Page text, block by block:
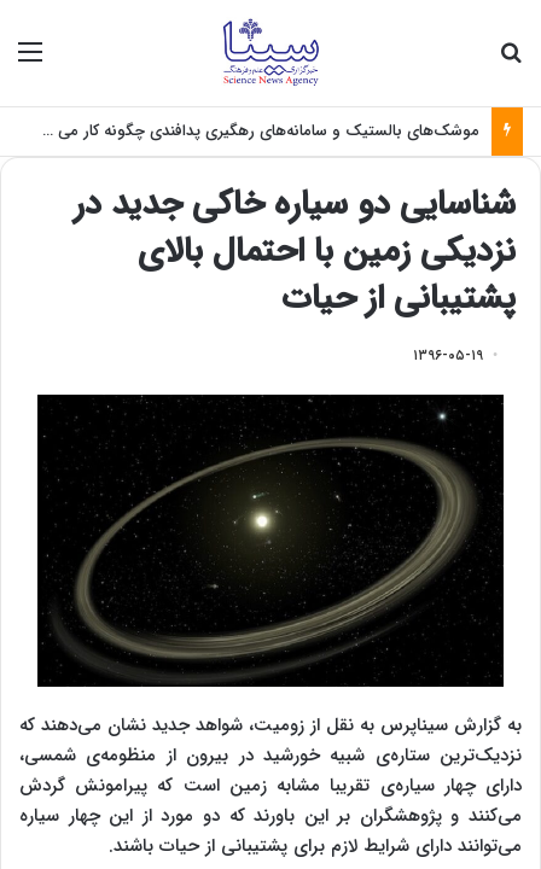
موشک‌های بالستیک و سامانه‌های رهگیری پدافندی چگونه کار می کنند؟
شناسایی دو سیاره خاکی جدید در
نزدیکی زمین با احتمال بالای
پشتیبانی از حیات
۱۳۹۶-۰۵-۱۹
به گزارش سیناپرس به نقل از زومیت، شواهد جدید نشان می‌دهند که
نزدیک‌ترین ستاره‌ی شبیه خورشید در بیرون از منظومه‌ی شمسی،
دارای چهار سیاره‌ی تقریبا مشابه زمین است که پیرامونش گردش
می‌کنند و پژوهشگران بر این باورند که دو مورد از این چهار سیاره
می‌توانند دارای شرایط لازم برای پشتیبانی از حیات باشند.